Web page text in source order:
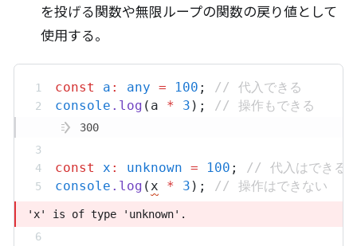
を投げる関数や無限ループの関数の戻り値として
使用する。
const a : any = 100 ; // 代入できる
console . log ( a * 3 ); // 操作もできる
300
const x : unknown = 100 ; // 代入はできる
console . log (x * 3 ); // 操作はできない
'x' is of type 'unknown'.
'x' is of type 'unknown'.